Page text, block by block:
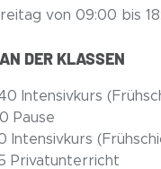
von 09:00 bis
DER KLASSEN
Intensivkurs
Pause
Intensivkurs
Privatunterricht